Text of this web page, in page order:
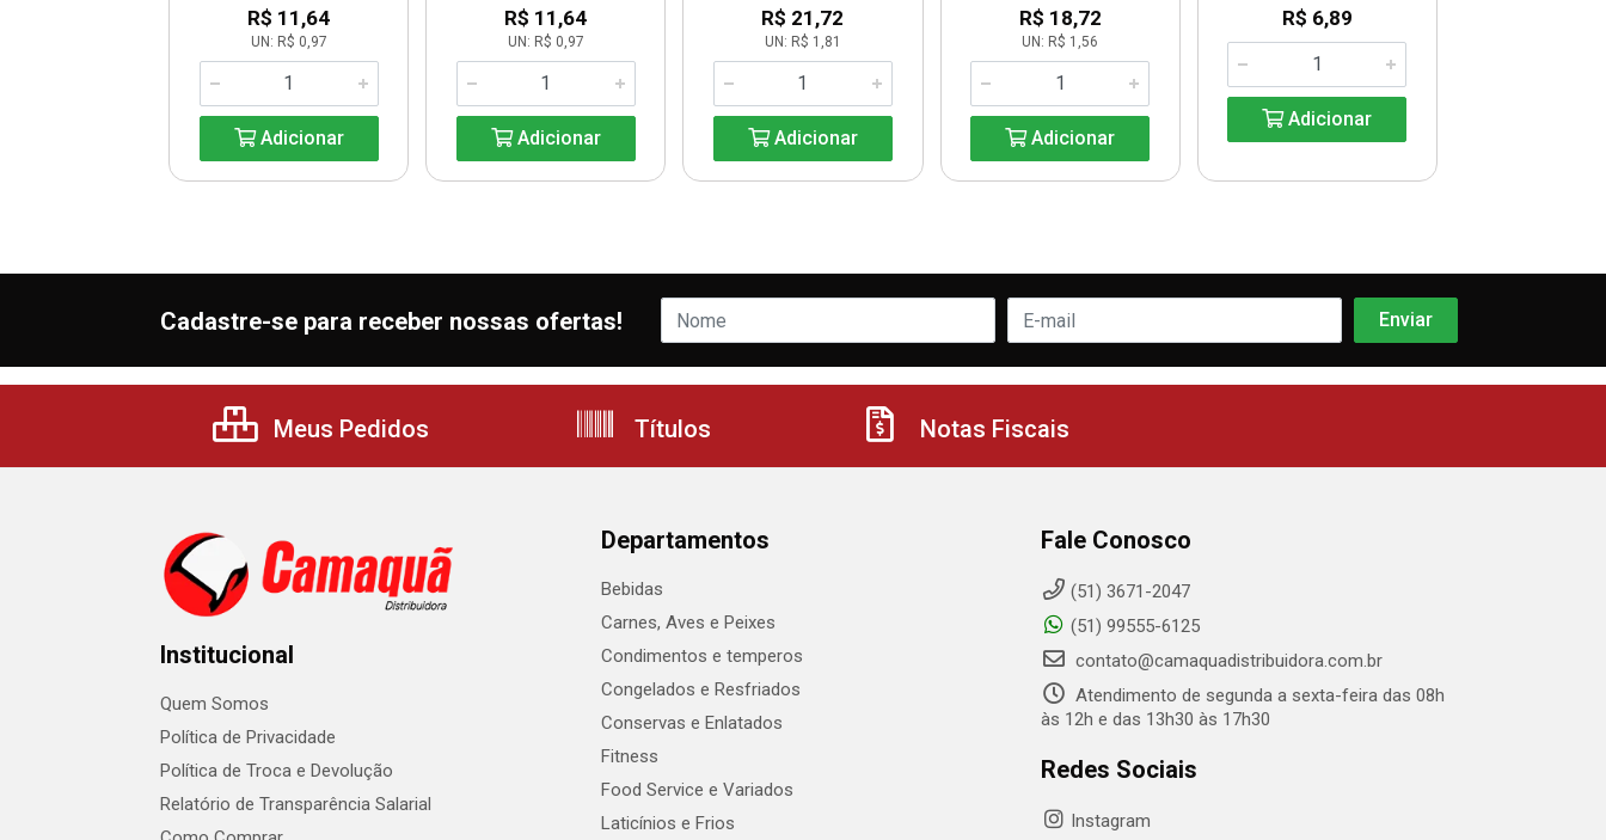
R$ 11,64
UN: R$ 0,97
Adicionar
R$ 11,64
UN: R$ 0,97
Adicionar
R$ 21,72
UN: R$ 1,81
Adicionar
R$ 18,72
UN: R$ 1,56
Adicionar
R$ 6,89
Adicionar
Cadastre-se para receber nossas ofertas!
Meus Pedidos Títulos Notas Fiscais
Institucional
Quem Somos
Política de Privacidade
Política de Troca e Devolução
Relatório de Transparência Salarial
Departamentos
Bebidas
Carnes, Aves e Peixes
Condimentos e temperos
Congelados e Resfriados
Conservas e Enlatados
Fitness
Food Service e Variados
Laticínios e Frios
Fale Conosco
(51) 3671-2047
(51) 99555-6125
contato@camaquadistribuidora.com.br
Atendimento de segunda a sexta-feira das 08h
às 12h e das 13h30 às 17h30
Redes Sociais
Instagram